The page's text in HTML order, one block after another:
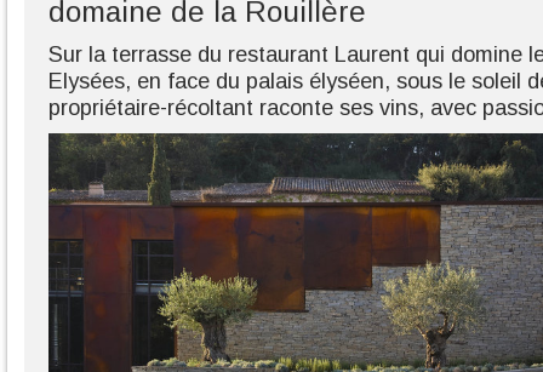
domaine de la Rouillère
Sur la terrasse du restaurant Laurent qui domine
Elysées, en face du palais élyséen, sous le soleil
propriétaire-récoltant raconte ses vins, avec